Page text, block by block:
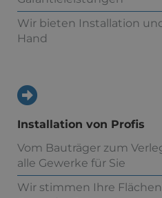
Wir bieten Installation
Hand
Installation von Profis
Vom Bauträger zum
alle Gewerke für Sie
Wir stimmen Ihre